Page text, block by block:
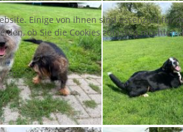
Einige von ihnen sind essenziell
ob Sie die Cookies zulassen